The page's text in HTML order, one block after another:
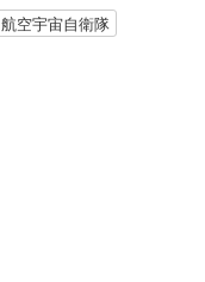
航空宇宙自衛隊